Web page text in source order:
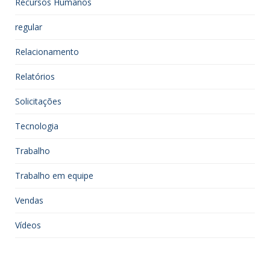
regular
Relacionamento
Relatórios
Solicitações
Tecnologia
Trabalho
Trabalho em equipe
Vendas
Vídeos